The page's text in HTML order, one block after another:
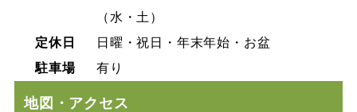
（水・土）
定休日
日曜・祝日・年末年始・お盆
駐車場
有り
地図・アクセス